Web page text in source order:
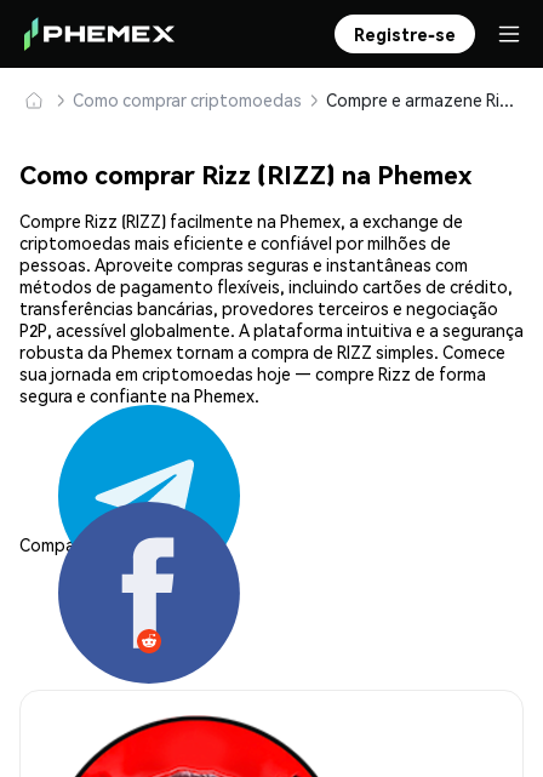
Registre-se
Como comprar criptomoedas Compre e armazene Rizz (RIZZ) com segurança
Como comprar Rizz (RIZZ) na Phemex
Compre Rizz (RIZZ) facilmente na Phemex, a exchange de
criptomoedas mais eficiente e confiável por milhões de
pessoas. Aproveite compras seguras e instantâneas com
métodos de pagamento flexíveis, incluindo cartões de crédito,
transferências bancárias, provedores terceiros e negociação
P2P, acessível globalmente. A plataforma intuitiva e a segurança
robusta da Phemex tornam a compra de RIZZ simples. Comece
sua jornada em criptomoedas hoje — compre Rizz de forma
segura e confiante na Phemex.
Compartilhar: